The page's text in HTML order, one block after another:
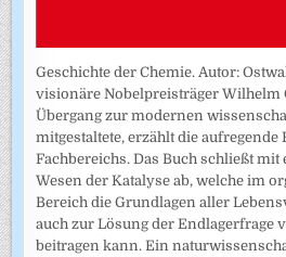
Geschichte der Chemie. Autor:
visionäre Nobelpreisträger Wilhelm
Übergang zur modernen
mitgestaltete, erzählt die
Fachbereichs. Das Buch schließt mit
Wesen der Katalyse ab, welche im
Bereich die Grundlagen aller
auch zur Lösung der Endlagerfrage
beitragen kann. Ein